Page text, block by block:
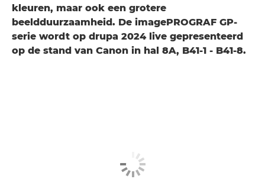
kleuren, maar ook een grotere
beeldduurzaamheid. De imagePROGRAF GP-
serie wordt op drupa 2024 live gepresenteerd
op de stand van Canon in hal 8A, B41-1 - B41-8.